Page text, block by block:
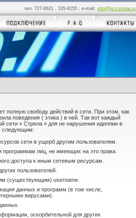
тел: 727-0621 , 335-8155 ; e-mail: info@hcn-strela.ru
полную свободу действий в сети. При этом, как
поведения ( этика ) в ней. Так вот каждый
сети « Стрела » для не нарушения идиллии в
следующим:
сети в ущерб другим пользователям.
программам лиц, не имеющих на это права.
доступа к иным сетевым ресурсам.
пользователей.
(существующим) username.
данных и программ (в том числе,
вирусами).
оскорбительной для других